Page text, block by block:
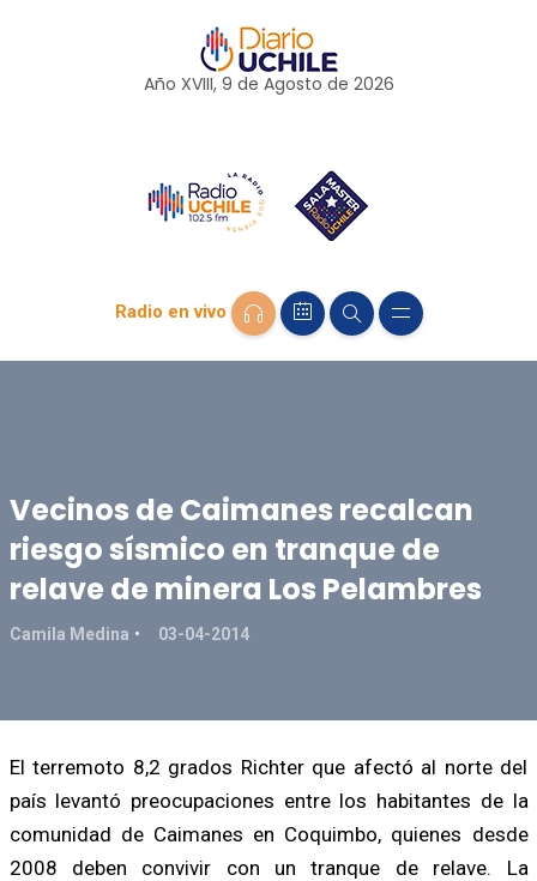
Año XVIII, 9 de Agosto de 2026
Radio en vivo
Vecinos de Caimanes recalcan
riesgo sísmico en tranque de
relave de minera Los Pelambres
Camila Medina 03-04-2014
El terremoto 8,2 grados Richter que afectó al norte del
país levantó preocupaciones entre los habitantes de la
comunidad de Caimanes en Coquimbo, quienes desde
2008 deben convivir con un tranque de relave. La